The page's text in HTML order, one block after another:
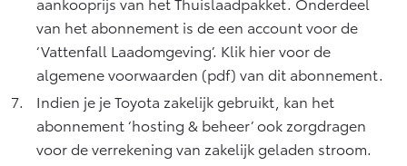
van het abonnement is de een account voor de
‘Vattenfall Laadomgeving’. Klik hier voor de
algemene voorwaarden (pdf) van dit abonnement.
Indien je je Toyota zakelijk gebruikt, kan het
abonnement ‘hosting & beheer’ ook zorgdragen
voor de verrekening van zakelijk geladen stroom.